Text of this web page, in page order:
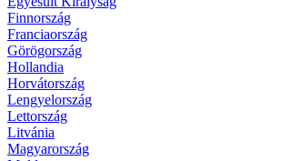
Finnország
Franciaország
Görögország
Hollandia
Horvátország
Lengyelország
Lettország
Litvánia
Magyarország